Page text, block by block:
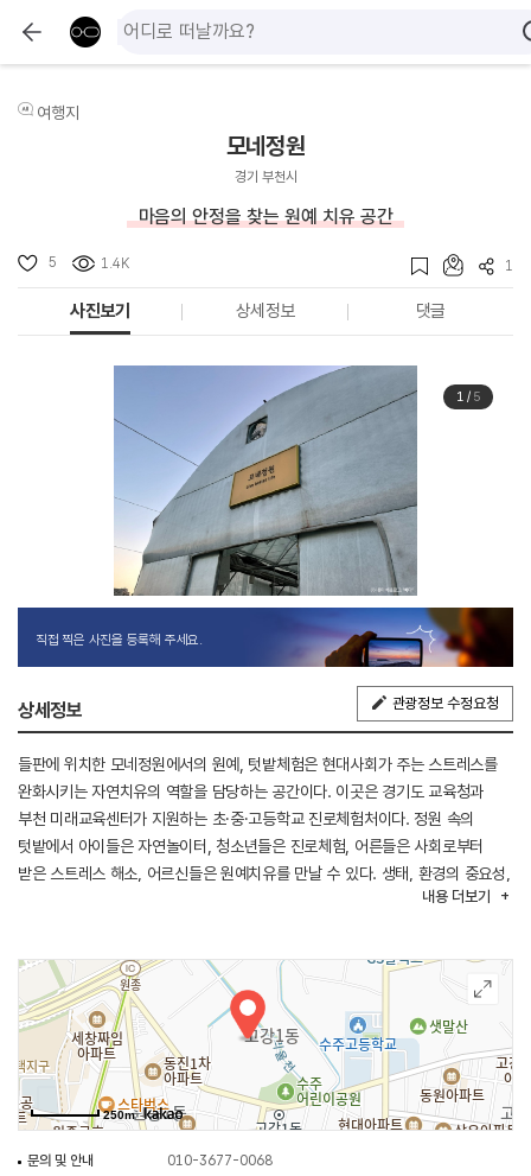
여행지
모네정원
경기 부천시
마음의 안정을 찾는 원예 치유 공간
5 1.4K 1
사진보기 상세정보 댓글
1/ 5
직접 찍은 사진을 등록해 주세요.
상세정보 관광정보 수정요청
들판에 위치한 모네정원에서의 원예, 텃밭체험은 현대사회가 주는 스트레스를
완화시키는 자연치유의 역할을 담당하는 공간이다. 이곳은 경기도 교육청과
부천 미래교육센터가 지원하는 초·중·고등학교 진로체험처이다. 정원 속의
텃밭에서 아이들은 자연놀이터, 청소년들은 진로체험, 어른들은 사회로부터
받은 스트레스 해소, 어르신들은 원예치유를 만날 수 있다. 생태, 환경의 중요성,
내용 더보기
250m
문의 및 안내
010-3677-0068